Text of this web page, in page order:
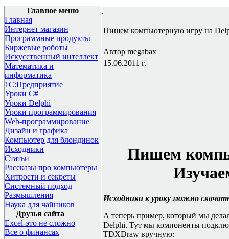
Главное меню
Главная
Интернет магазин
Программные продукты
Биржевые роботы
Искусственный интеллект
Математика и
информатика
1С:Предприятие
Уроки C#
Уроки Delphi
Уроки программирования
Web-программирование
Дизайн и графика
Компьютер для блондинок
Исходники
Статьи
Рассказы про компьютеры
Хитрости и секреты
Системный подход
Размышления
Наука для чайников
Друзья сайта
Excel-это не сложно
Все о финансах
.
Пишем компьютерную игру на
Автор megabax
15.06.2011 г.
Пишем
Исходники к уроку можно
А теперь пример, который мы
Delphi. Тут мы компоненты
TDXDraw вручную: